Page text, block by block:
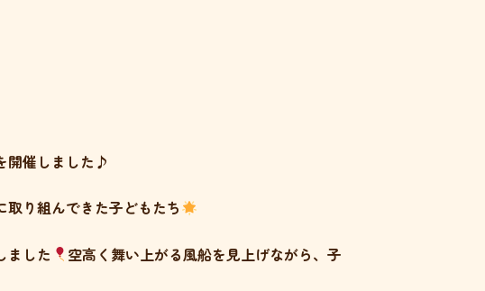
開催しました♪
り組んできた子どもたち
ました
空高く舞い上がる風船を見上げながら、子